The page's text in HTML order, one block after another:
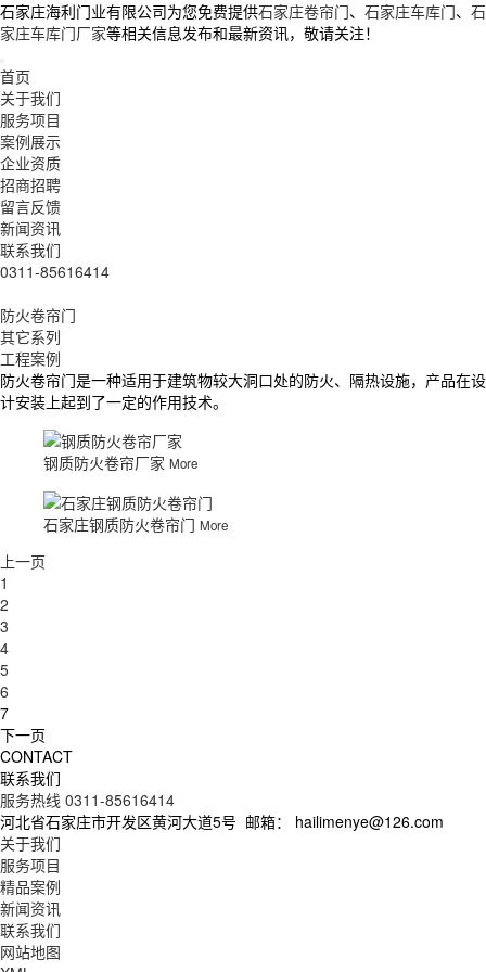
石家庄海利门业有限公司为您免费提供石家庄卷帘门、 石家庄车库门、 石
家庄车库门厂家等相关信息发布和最新资讯，敬请关注！
首页
关于我们
服务项目
案例展示
企业资质
招商招聘
留言反馈
新闻资讯
联系我们
0311-85616414
防火卷帘门
其它系列
工程案例
防火卷帘门是一种适用于建筑物较大洞口处的防火、隔热设施，产品在设
计安装上起到了一定的作用技术。
钢质防火卷帘厂家 More
石家庄钢质防火卷帘门 More
上一页
1
2
3
4
5
6
7
下一页
CONTACT
联系我们
服务热线 0311-85616414
河北省石家庄市开发区黄河大道5号 邮箱： hailimenye@126.com
关于我们
服务项目
精品案例
新闻资讯
联系我们
网站地图